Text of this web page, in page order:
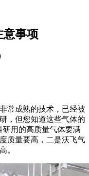
意事项
常成熟的技术，已经被
，但您知道这些气体的
研用的高质量气体要满
质量要高，二是沃飞气
。